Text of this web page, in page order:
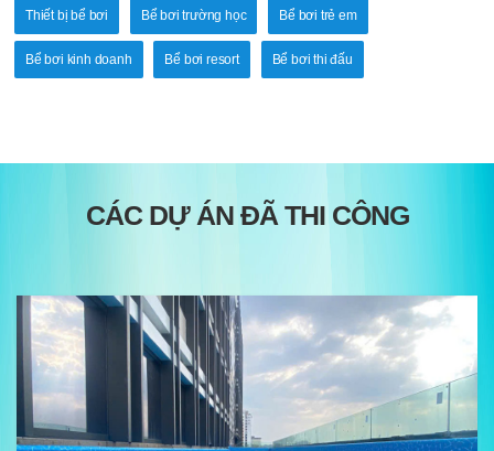
Thiết bị bể bơi Bể bơi trường học Bể bơi trẻ em
Bể bơi kinh doanh Bể bơi resort Bể bơi thi đấu
CÁC DỰ ÁN ĐÃ THI CÔNG